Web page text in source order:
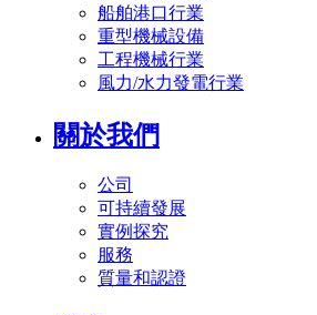
船舶港口行業
重型機械設備
工程機械行業
風力/水力發電行業
關於我們
公司
可持續發展
實例探究
服務
質量和認證